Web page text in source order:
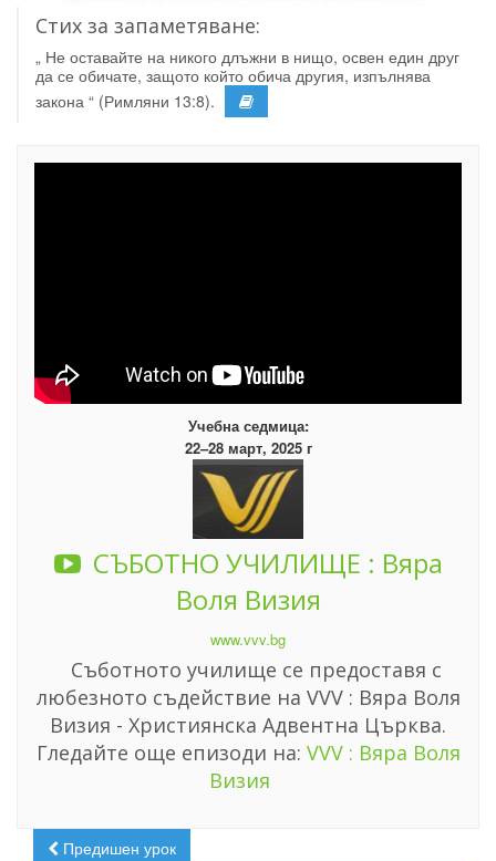
Стих за запаметяване:
„ Не оставайте на никого длъжни в нищо, освен един друг
да се обичате, защото който обича другия, изпълнява
закона “ (Римляни 13:8).
Учебна седмица:
22–28 март, 2025 г
СЪБОТНО УЧИЛИЩЕ : Вяра
Воля Визия
www.vvv.bg
Съботното училище се предоставя с
любезното съдействие на VVV : Вяра Воля
Визия - Християнска Адвентна Църква.
Гледайте още епизоди на: VVV : Вяра Воля
Визия
Предишен урок